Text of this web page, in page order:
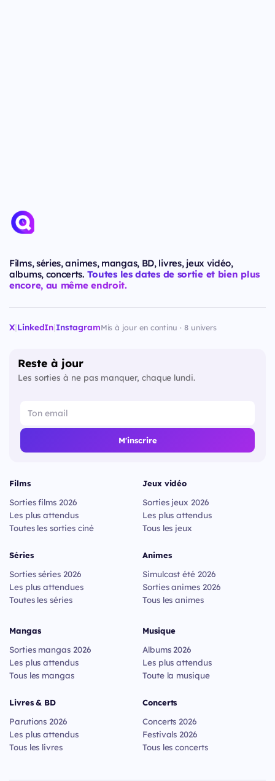
Films, séries, animes, mangas, BD, livres, jeux vidéo,
albums, concerts. Toutes les dates de sortie et bien plus
encore, au même endroit.
X|LinkedIn|InstagramMis à jour en continu · 8 univers
Reste à jour
Les sorties à ne pas manquer, chaque lundi.
M'inscrire
Films
Sorties films 2026
Les plus attendus
Toutes les sorties ciné
Séries
Sorties séries 2026
Les plus attendues
Toutes les séries
Jeux vidéo
Sorties jeux 2026
Les plus attendus
Tous les jeux
Animes
Simulcast été 2026
Sorties animes 2026
Tous les animes
Mangas
Sorties mangas 2026
Les plus attendus
Tous les mangas
Livres & BD
Parutions 2026
Les plus attendus
Tous les livres
Musique
Albums 2026
Les plus attendus
Toute la musique
Concerts
Concerts 2026
Festivals 2026
Tous les concerts